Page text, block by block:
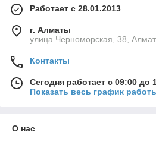
Работает с 28.01.2013
г. Алматы
улица Черноморская, 38,
Контакты
Сегодня работает с 09:00 до
Показать весь график
О нас